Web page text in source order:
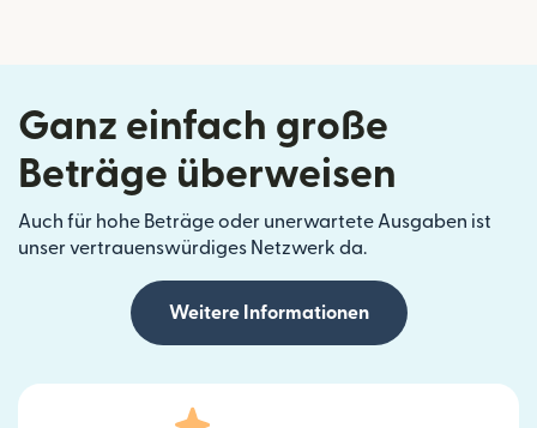
Ganz einfach große
Beträge überweisen
Auch für hohe Beträge oder unerwartete Ausgaben ist
unser vertrauenswürdiges Netzwerk da.
Weitere Informationen